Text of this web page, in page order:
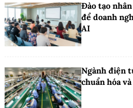
Đào tạo
để doanh
AI
Ngành điện
chuẩn hóa